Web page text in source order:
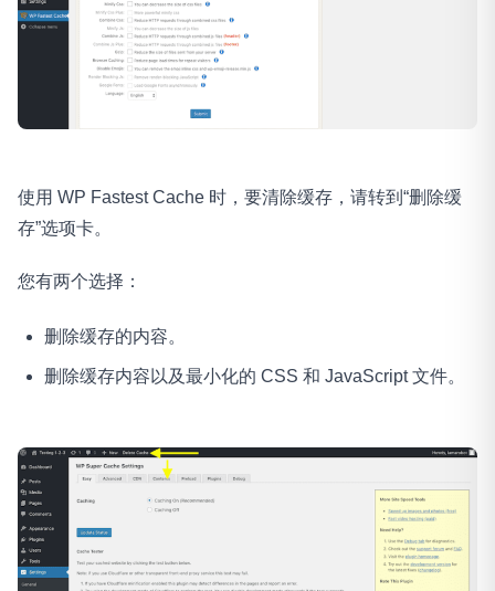
使用 WP Fastest Cache 时，要清除缓存，请转到“删除缓
存”选项卡。
您有两个选择：
删除缓存的内容。
删除缓存内容以及最小化的 CSS 和 JavaScript 文件。